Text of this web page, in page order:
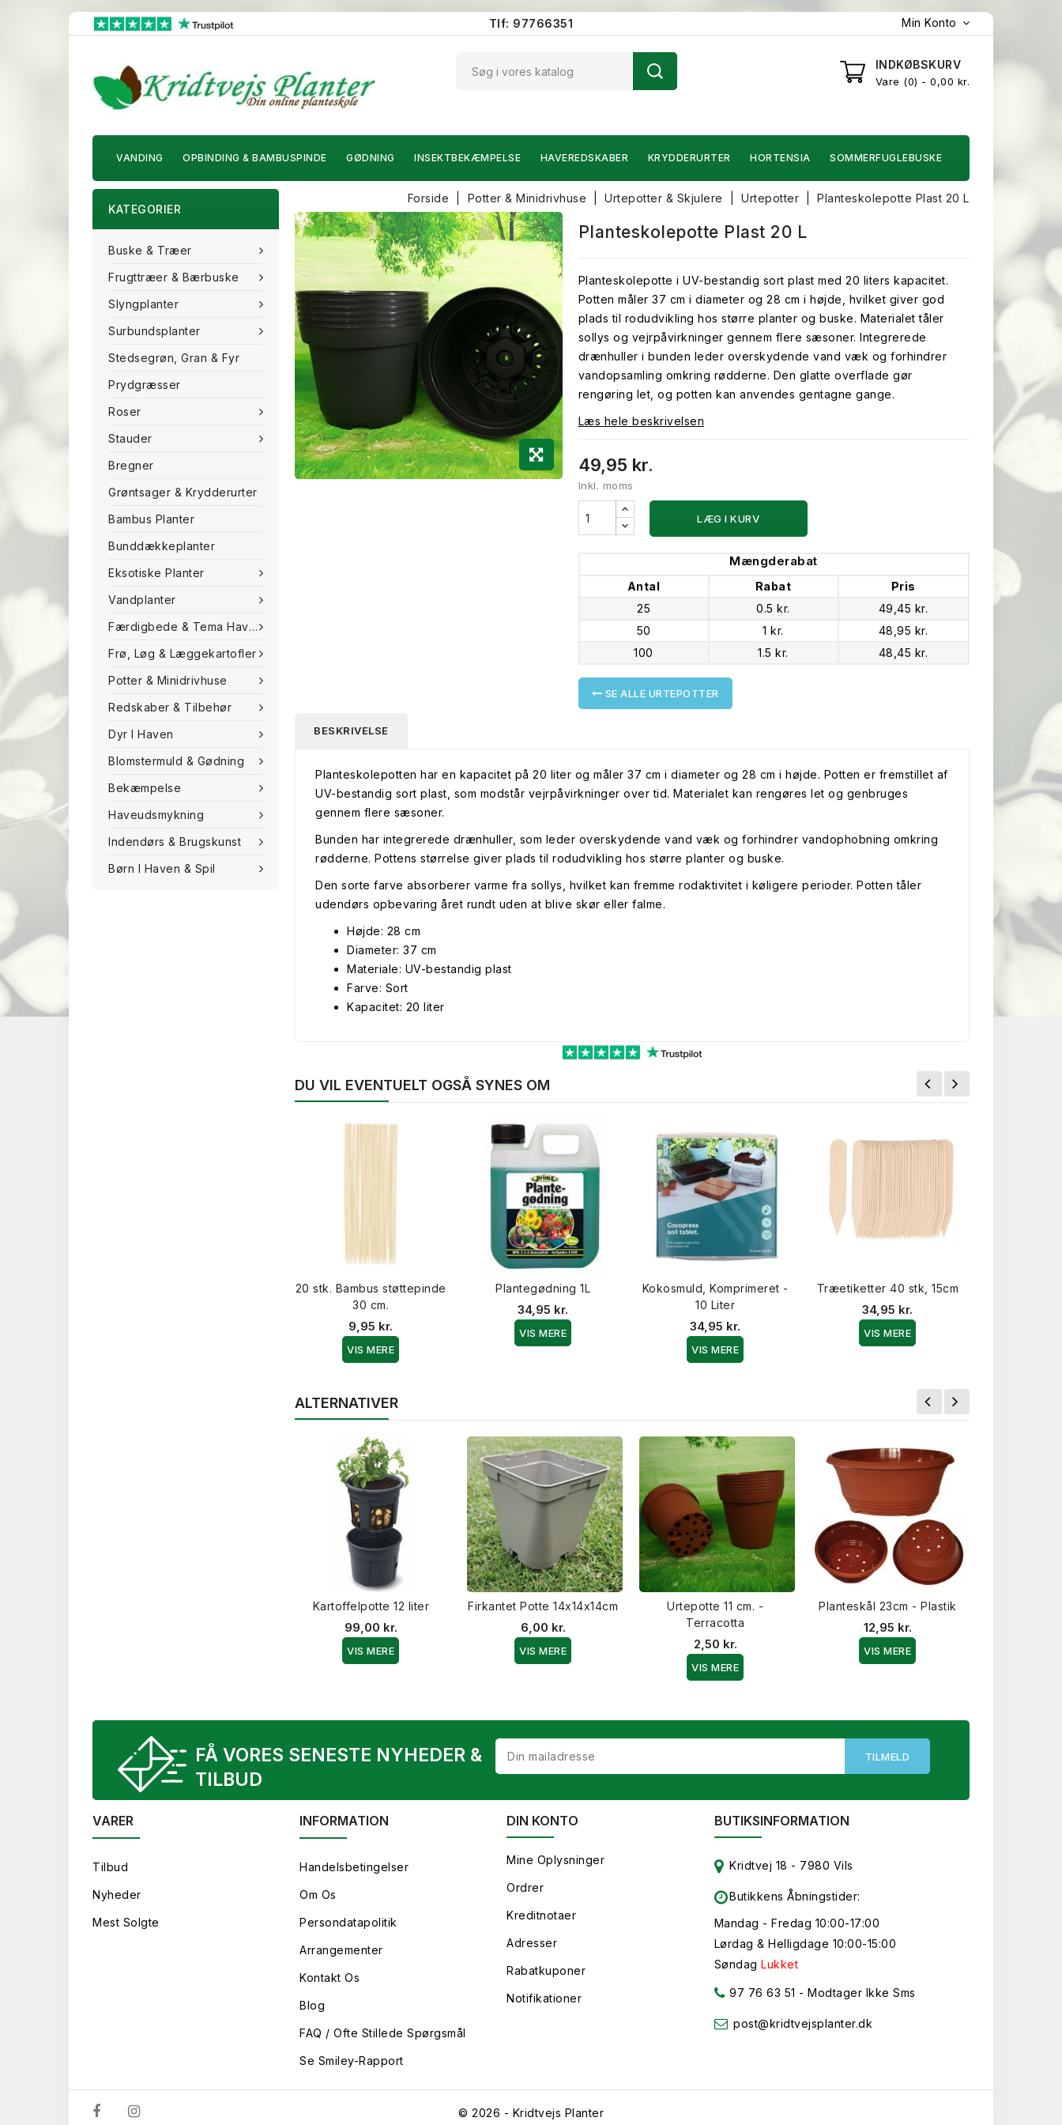
Tlf: 97766351 Min Konto
INDKØBSKURV
Vare 0 - 0,00 kr.
VANDING OPBINDING & BAMBUSPINDE GØDNING INSEKTBEKÆMPELSE HAVEREDSKABER KRYDDERURTER HORTENSIA SOMMERFUGLEBUSKE
KATEGORIER
Buske & Træer
Frugttræer & Bærbuske
Slyngplanter
Surbundsplanter
Stedsegrøn, Gran & Fyr
Prydgræsser
Roser
Stauder
Bregner
Grøntsager & Krydderurter
Bambus Planter
Bunddækkeplanter
Eksotiske Planter
Vandplanter
Færdigbede & Tema Haven
Frø, Løg & Læggekartofler
Potter & Minidrivhuse
Redskaber & Tilbehør
Dyr I Haven
Blomstermuld & Gødning
Bekæmpelse
Haveudsmykning
Indendørs & Brugskunst
Børn I Haven & Spil
Forside Potter & Minidrivhuse Urtepotter & Skjulere Urtepotter Planteskolepotte Plast 20 L
Planteskolepotte Plast 20 L
Planteskolepotte i UV-bestandig sort plast med 20 liters kapacitet.
Potten måler 37 cm i diameter og 28 cm i højde, hvilket giver god
plads til rodudvikling hos større planter og buske. Materialet tåler
sollys og vejrpåvirkninger gennem flere sæsoner. Integrerede
drænhuller i bunden leder overskydende vand væk og forhindrer
vandopsamling omkring rødderne. Den glatte overflade gør
rengøring let, og potten kan anvendes gentagne gange.
Læs hele beskrivelsen
49,95 kr.
Inkl. moms
LÆG I KURV
Mængderabat
Antal Rabat
Pris
25
0.5 kr.
49,45 kr.
50
1 kr.
48,95 kr.
100
1.5 kr. 48,45 kr.
SE ALLE URTEPOTTER
BESKRIVELSE
Planteskolepotten har en kapacitet på 20 liter og måler 37 cm i diameter og 28 cm i højde. Potten er fremstillet af
UV-bestandig sort plast, som modstår vejrpåvirkninger over tid. Materialet kan rengøres let og genbruges
gennem flere sæsoner.
Bunden har integrerede drænhuller, som leder overskydende vand væk og forhindrer vandophobning omkring
rødderne. Pottens størrelse giver plads til rodudvikling hos større planter og buske.
Den sorte farve absorberer varme fra sollys, hvilket kan fremme rodaktivitet i køligere perioder. Potten tåler
udendørs opbevaring året rundt uden at blive skør eller falme.
Højde: 28 cm
Diameter: 37 cm
Materiale: UV-bestandig plast
Farve: Sort
Kapacitet: 20 liter
DU VIL EVENTUELT OGSÅ SYNES OM
20 stk. Bambus støttepinde
30 cm.
9,95 kr.
VIS MERE
Plantegødning 1L
34,95 kr.
VIS MERE
Kokosmuld, Komprimeret -
10 Liter
34,95 kr.
VIS MERE
Træetiketter 40 stk, 15cm
34,95 kr.
VIS MERE
ALTERNATIVER
Kartoffelpotte 12 liter
99,00 kr.
VIS MERE
Firkantet Potte 14x14x14cm
6,00 kr.
VIS MERE
Urtepotte 11 cm. -
Terracotta
2,50 kr.
VIS MERE
Planteskål 23cm - Plastik
12,95 kr.
VIS MERE
FÅ VORES SENESTE NYHEDER &
TILBUD
VARER
Tilbud
Nyheder
Mest Solgte
INFORMATION
Handelsbetingelser
Om Os
Persondatapolitik
Arrangementer
Kontakt Os
Blog
FAQ / Ofte Stillede Spørgsmål
Se Smiley-Rapport
DIN KONTO
Mine Oplysninger
Ordrer
Kreditnotaer
Adresser
Rabatkuponer
Notifikationer
BUTIKSINFORMATION
Kridtvej 18 - 7980 Vils
Butikkens Åbningstider:
Mandag - Fredag 10:00-17:00
Lørdag & Helligdage 10:00-15:00
SøndagLukket
97 76 63 51 - Modtager Ikke Sms
post@kridtvejsplanter.dk
© 2026 - Kridtvejs Planter